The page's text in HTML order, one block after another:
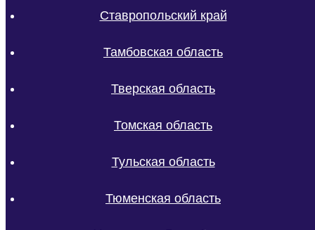
Ставропольский край
Тамбовская область
Тверская область
Томская область
Тульская область
Тюменская область